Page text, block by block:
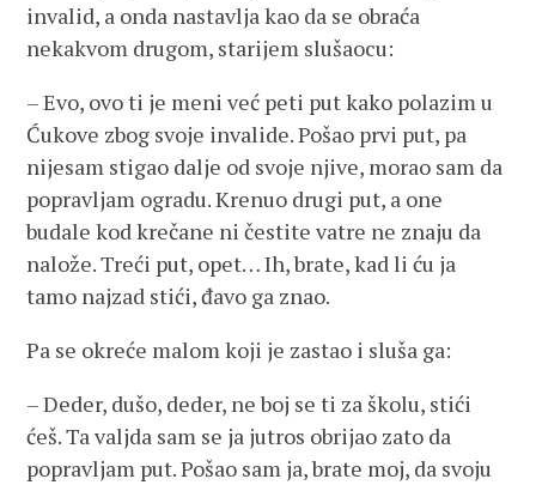
invalid, a onda nastavlja kao da se obraća
nekakvom drugom, starijem slušaocu:
– Evo, ovo ti je meni već peti put kako polazim u
Ćukove zbog svoje invalide. Pošao prvi put, pa
nijesam stigao dalje od svoje njive, morao sam da
popravljam ogradu. Krenuo drugi put, a one
budale kod krečane ni čestite vatre ne znaju da
nalože. Treći put, opet… Ih, brate, kad li ću ja
tamo najzad stići, đavo ga znao.
Pa se okreće malom koji je zastao i sluša ga:
– Deder, dušo, deder, ne boj se ti za školu, stići
ćeš. Ta valjda sam se ja jutros obrijao zato da
popravljam put. Pošao sam ja, brate moj, da svoju